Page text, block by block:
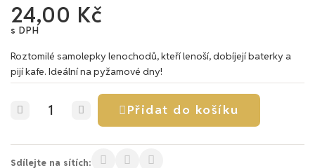
24,00 Kč
s DPH
Roztomilé samolepky lenochodů, kteří lenoší, dobíjejí baterky a
pijí kafe. Ideální na pyžamové dny!
Přidat do košíku
Sdílejte na sítích: